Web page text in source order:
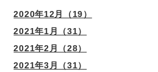
2020年12月（19）
2021年1月（31）
2021年2月（28）
2021年3月（31）